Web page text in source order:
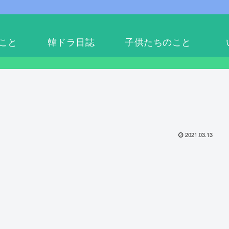
と 韓ドラ日誌 子供たちのこと
2021.03.13